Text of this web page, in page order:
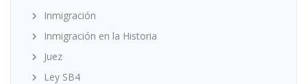
Inmigración
Inmigración en la Historia
Juez
Ley SB4